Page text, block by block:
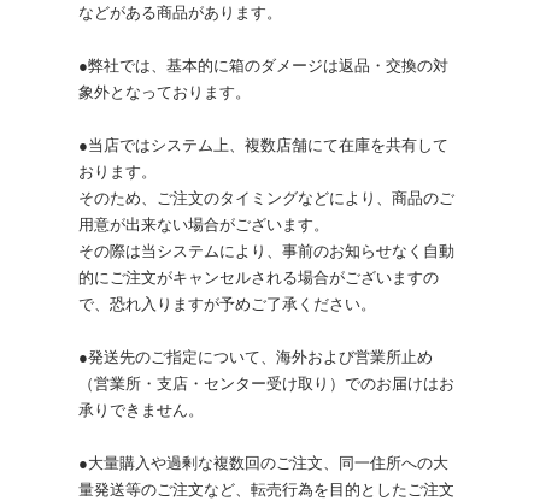
などがある商品があります。
●弊社では、基本的に箱のダメージは返品・交換の対
象外となっております。
●当店ではシステム上、複数店舗にて在庫を共有して
おります。
そのため、ご注文のタイミングなどにより、商品のご
用意が出来ない場合がございます。
その際は当システムにより、事前のお知らせなく自動
的にご注文がキャンセルされる場合がございますの
で、恐れ入りますが予めご了承ください。
●発送先のご指定について、海外および営業所止め
（営業所・支店・センター受け取り）でのお届けはお
承りできません。
●大量購入や過剰な複数回のご注文、同一住所への大
量発送等のご注文など、転売行為を目的としたご注文